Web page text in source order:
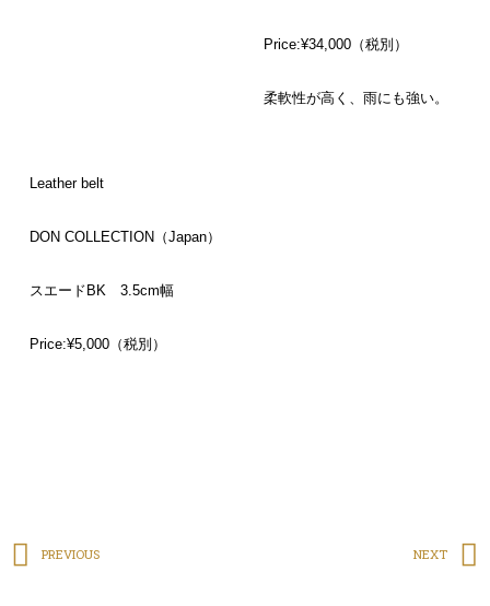
Price:¥34,000（税別）
柔軟性が高く、雨にも強い。
Leather belt
DON COLLECTION（Japan）
スエードBK 3.5cm幅
Price:¥5,000（税別）
PREVIOUS NEXT